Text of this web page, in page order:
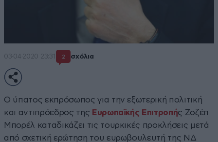
03·04·2020 23:31 2 σχόλια
Ο ύπατος εκπρόσωπος για την εξωτερική πολιτική
και αντιπρόεδρος της Ευρωπαϊκής Επιτροπής Ζοζέπ
Μπορέλ καταδικάζει τις τουρκικές προκλήσεις μετά
από σχετική ερώτηση του ευρωβουλευτή της ΝΔ